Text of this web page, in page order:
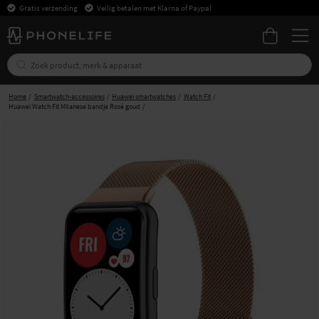
Gratis verzending Veilig betalen met Klarna of Paypal
Home Smartwatch-accessoires Huawei smartwatches
Watch Fit
Huawei Watch Fit Milanese bandje Rosé goud